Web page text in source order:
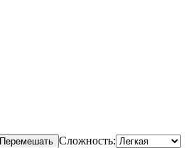
Перемешать Сложность: